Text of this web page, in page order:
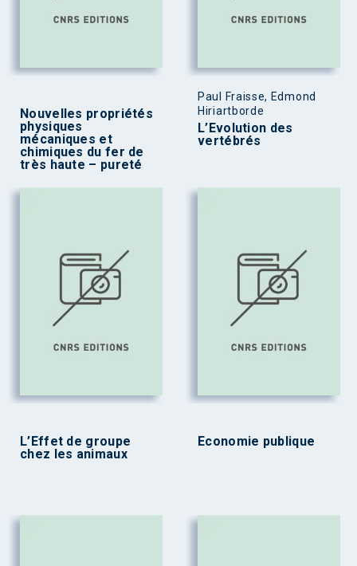
Nouvelles propriétés
physiques
mécaniques et
chimiques du fer de
très haute – pureté
Paul Fraisse, Edmond
Hiriartborde
L’Evolution des
vertébrés
L’Effet de groupe
chez les animaux
Economie publique